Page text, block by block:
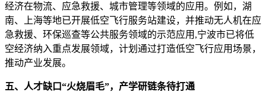
经济在物流、应急救援、城市管理等领域的应用。例如，湖
南、上海等地已开展低空飞行服务站建设，并推动无人机在应
急救援、环保巡查等公共服务领域的示范应用,宁波市已将低
空经济纳入重点发展领域，计划通过打造低空飞行应用场景，
推动产业发展。
五、人才缺口“火烧眉毛”，产学研链条待打通